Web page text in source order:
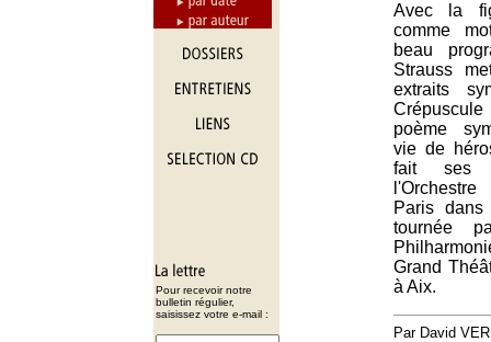
Pour recevoir notre
bulletin régulier,
saisissez votre e-mail :
Avec la
comme
beau
Strauss
extraits
poème
vie de
fait ses
Paris
tournée
Grand
à Aix.
Par David